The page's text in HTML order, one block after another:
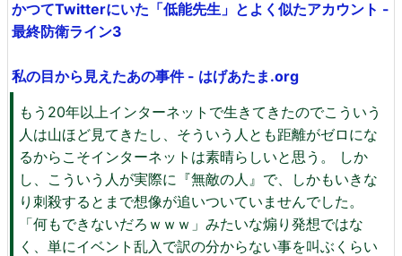
かつてTwitterにいた「低能先生」とよく似たアカウント -
最終防衛ライン3
私の目から見えたあの事件 - はげあたま.org
もう20年以上インターネットで生きてきたのでこういう
人は山ほど見てきたし、そういう人とも距離がゼロにな
るからこそインターネットは素晴らしいと思う。 しか
し、こういう人が実際に『無敵の人』で、しかもいきな
り刺殺するとまで想像が追いついていませんでした。
「何もできないだろｗｗｗ」みたいな煽り発想ではな
く、単にイベント乱入で訳の分からない事を叫ぶくらい